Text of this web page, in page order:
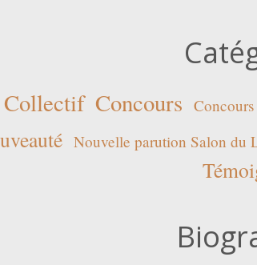
Collectif Concours
Nouvelle parution Salon du